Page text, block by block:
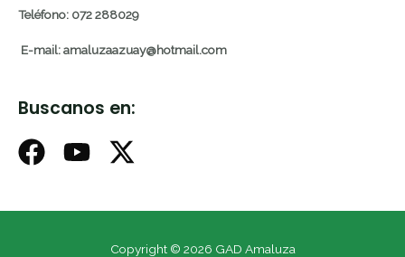
Teléfono: 072 288029
E-mail: amaluzaazuay@hotmail.com
Buscanos en:
Copyright © 2026 GAD Amaluza